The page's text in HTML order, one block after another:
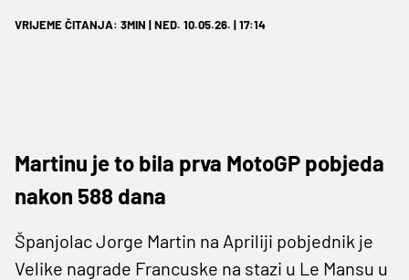
VRIJEME ČITANJA: 3MIN | NED. 10.05.26. | 17:14
Martinu je to bila prva MotoGP pobjeda
nakon 588 dana
Španjolac Jorge Martin na Apriliji pobjednik je
Velike nagrade Francuske na stazi u Le Mansu u